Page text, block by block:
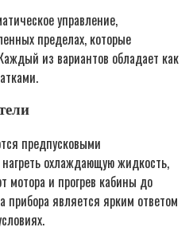
управление,
пределах, которые
из вариантов обладает как
предпусковыми
охлаждающую жидкость,
мотора и прогрев кабины до
прибора является ярким ответом